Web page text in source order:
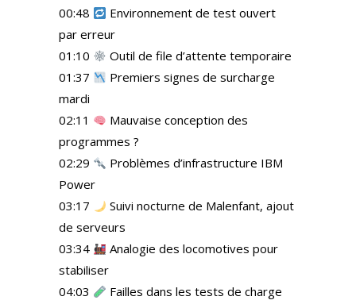
00:48
Environnement de test ouvert
par erreur
01:10
Outil de file d’attente temporaire
01:37
Premiers signes de surcharge
mardi
02:11
Mauvaise conception des
programmes ?
02:29
Problèmes d’infrastructure IBM
Power
03:17
Suivi nocturne de Malenfant, ajout
de serveurs
03:34
Analogie des locomotives pour
stabiliser
04:03
Failles dans les tests de charge